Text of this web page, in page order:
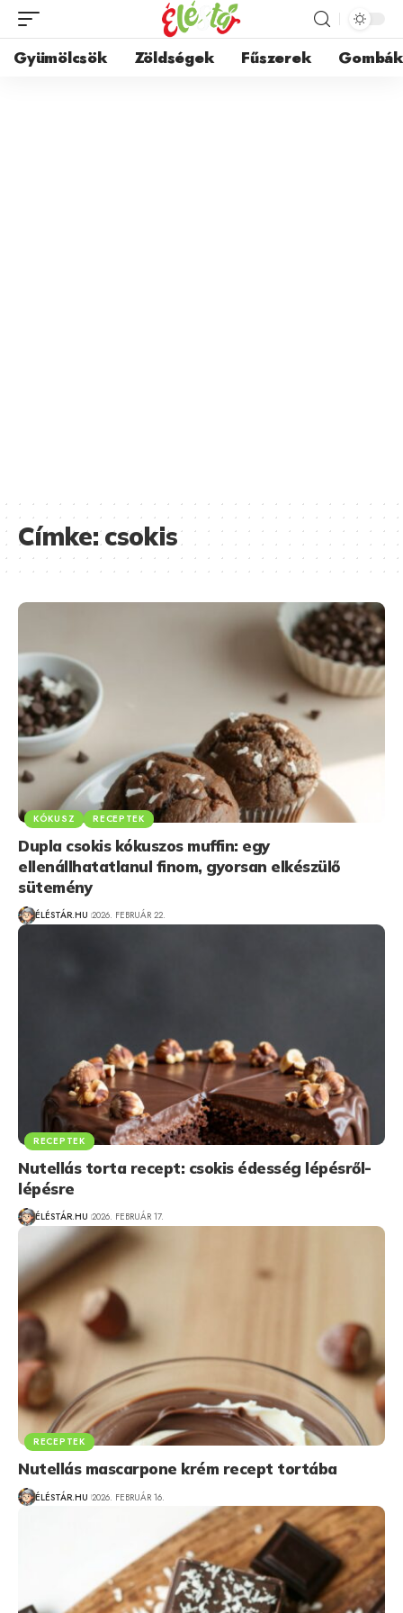
Gyümölcsök Zöldségek Fűszerek Gombák
Címke:csokis
KÓKUSZ RECEPTEK
Dupla csokis kókuszos muffin: egy
ellenállhatatlanul finom, gyorsan elkészülő
sütemény
ÉLÉSTÁR.HU 2026. FEBRUÁR 22.
RECEPTEK
Nutellás torta recept: csokis édesség lépésről-
lépésre
ÉLÉSTÁR.HU 2026. FEBRUÁR 17.
RECEPTEK
Nutellás mascarpone krém recept tortába
ÉLÉSTÁR.HU 2026. FEBRUÁR 16.